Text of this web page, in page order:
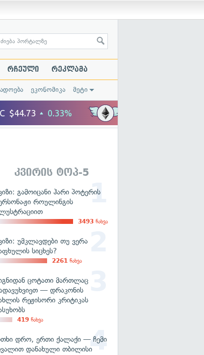
რჩეული რეკლამა
ეკონომიკა მეტი
კვირის ტოპ-5
გამოიცანი ჰარი პოტერის
როულინგის
3493 ნახვა
უმკლავდები თუ ვერა
სიცხეს?
2261 ნახვა
ცოტათი მართლაც
— დრაკონის
რეჟისორი კრიტიკას
419 ნახვა
დრო, ერთი ქალაქი — ჩემი
დანახული თბილისი